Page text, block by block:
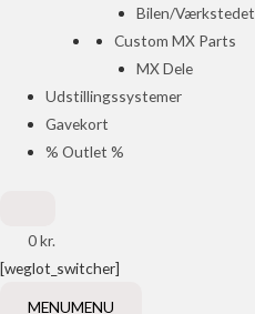
Bilen/Værkstedet
Custom MX Parts
MX Dele
Udstillingssystemer
Gavekort
% Outlet %
0kr.
[weglot_switcher]
MENUMENU